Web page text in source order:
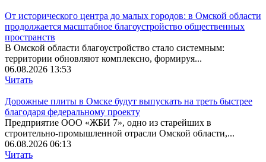
От исторического центра до малых городов: в Омской области
продолжается масштабное благоустройство общественных
пространств
В Омской области благоустройство стало системным:
территории обновляют комплексно, формируя...
06.08.2026 13:53
Читать
Дорожные плиты в Омске будут выпускать на треть быстрее
благодаря федеральному проекту
Предприятие ООО «ЖБИ 7», одно из старейших в
строительно‑промышленной отрасли Омской области,...
06.08.2026 06:13
Читать